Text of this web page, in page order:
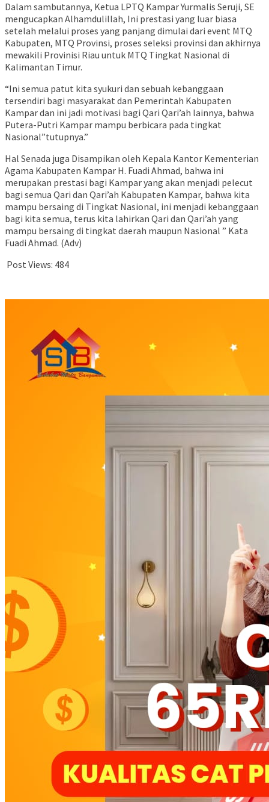
Dalam sambutannya, Ketua LPTQ Kampar Yurmalis Seruji, SE
mengucapkan Alhamdulillah, Ini prestasi yang luar biasa
setelah melalui proses yang panjang dimulai dari event MTQ
Kabupaten, MTQ Provinsi, proses seleksi provinsi dan akhirnya
mewakili Provinisi Riau untuk MTQ Tingkat Nasional di
Kalimantan Timur.
“Ini semua patut kita syukuri dan sebuah kebanggaan
tersendiri bagi masyarakat dan Pemerintah Kabupaten
Kampar dan ini jadi motivasi bagi Qari Qari’ah lainnya, bahwa
Putera-Putri Kampar mampu berbicara pada tingkat
Nasional”tutupnya.”
Hal Senada juga Disampikan oleh Kepala Kantor Kementerian
Agama Kabupaten Kampar H. Fuadi Ahmad, bahwa ini
merupakan prestasi bagi Kampar yang akan menjadi pelecut
bagi semua Qari dan Qari’ah Kabupaten Kampar, bahwa kita
mampu bersaing di Tingkat Nasional, ini menjadi kebanggaan
bagi kita semua, terus kita lahirkan Qari dan Qari’ah yang
mampu bersaing di tingkat daerah maupun Nasional ” Kata
Fuadi Ahmad. (Adv)
Post Views: 484